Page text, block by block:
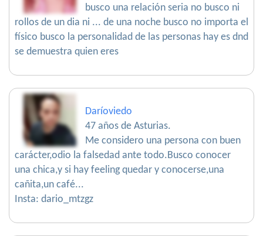
busco una relación seria no busco ni
rollos de un dia ni ... de una noche busco no importa el
físico busco la personalidad de las personas hay es dnd
se demuestra quien eres
Daríoviedo
47 años de Asturias.
Me considero una persona con buen
carácter,odio la falsedad ante todo.Busco conocer
una chica,y si hay feeling quedar y conocerse,una
cañita,un café...
Insta: dario_mtzgz